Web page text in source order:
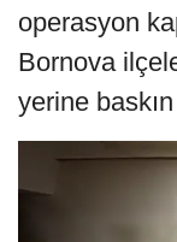
operasyon
Bornova
yerine baskın